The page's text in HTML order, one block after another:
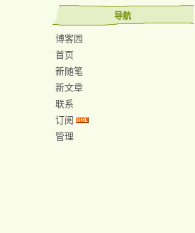
导航
博客园
首页
新随笔
新文章
联系
订阅
管理